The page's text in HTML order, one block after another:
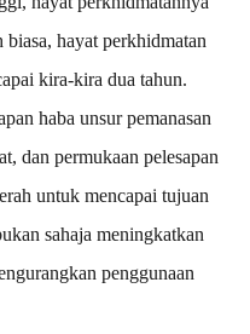
hayat perkhidmatan
kira-kira dua tahun.
haba unsur pemanasan
dan permukaan pelesapan
untuk mencapai tujuan
sahaja meningkatkan
penggunaan